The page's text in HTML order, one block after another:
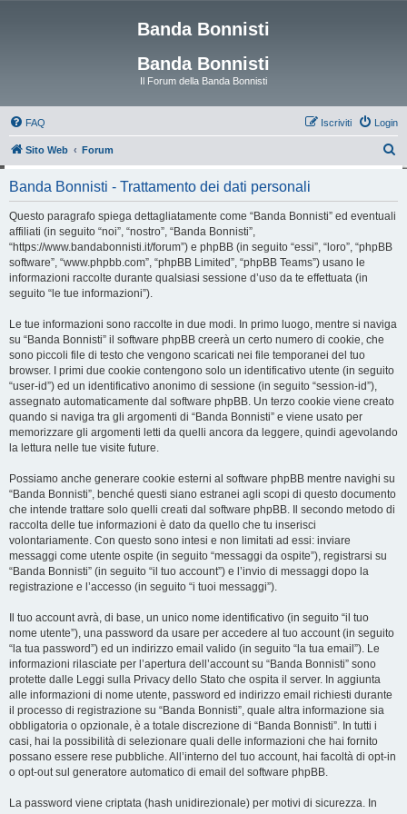
Banda Bonnisti
Banda Bonnisti
Il Forum della Banda Bonnisti
FAQ Login
Iscriviti
Sito Web Forum
Banda Bonnisti - Trattamento dei dati personali
Questo paragrafo spiega dettagliatamente come “Banda Bonnisti” ed eventuali
affiliati (in seguito “noi”, “nostro”, “Banda Bonnisti”,
“https://www.bandabonnisti.it/forum”) e phpBB (in seguito “essi”, “loro”, “phpBB
software”, “www.phpbb.com”, “phpBB Limited”, “phpBB Teams”) usano le
informazioni raccolte durante qualsiasi sessione d’uso da te effettuata (in
seguito “le tue informazioni”).
Le tue informazioni sono raccolte in due modi. In primo luogo, mentre si naviga
su “Banda Bonnisti” il software phpBB creerà un certo numero di cookie, che
sono piccoli file di testo che vengono scaricati nei file temporanei del tuo
browser. I primi due cookie contengono solo un identificativo utente (in seguito
“user-id”) ed un identificativo anonimo di sessione (in seguito “session-id”),
assegnato automaticamente dal software phpBB. Un terzo cookie viene creato
quando si naviga tra gli argomenti di “Banda Bonnisti” e viene usato per
memorizzare gli argomenti letti da quelli ancora da leggere, quindi agevolando
la lettura nelle tue visite future.
Possiamo anche generare cookie esterni al software phpBB mentre navighi su
“Banda Bonnisti”, benché questi siano estranei agli scopi di questo documento
che intende trattare solo quelli creati dal software phpBB. Il secondo metodo di
raccolta delle tue informazioni è dato da quello che tu inserisci
volontariamente. Con questo sono intesi e non limitati ad essi: inviare
messaggi come utente ospite (in seguito “messaggi da ospite”), registrarsi su
“Banda Bonnisti” (in seguito “il tuo account”) e l’invio di messaggi dopo la
registrazione e l’accesso (in seguito “i tuoi messaggi”).
Il tuo account avrà, di base, un unico nome identificativo (in seguito “il tuo
nome utente”), una password da usare per accedere al tuo account (in seguito
“la tua password”) ed un indirizzo email valido (in seguito “la tua email”). Le
informazioni rilasciate per l’apertura dell’account su “Banda Bonnisti” sono
protette dalle Leggi sulla Privacy dello Stato che ospita il server. In aggiunta
alle informazioni di nome utente, password ed indirizzo email richiesti durante
il processo di registrazione su “Banda Bonnisti”, quale altra informazione sia
obbligatoria o opzionale, è a totale discrezione di “Banda Bonnisti”. In tutti i
casi, hai la possibilità di selezionare quali delle informazioni che hai fornito
possano essere rese pubbliche. All’interno del tuo account, hai facoltà di opt-in
o opt-out sul generatore automatico di email del software phpBB.
La password viene criptata (hash unidirezionale) per motivi di sicurezza. In